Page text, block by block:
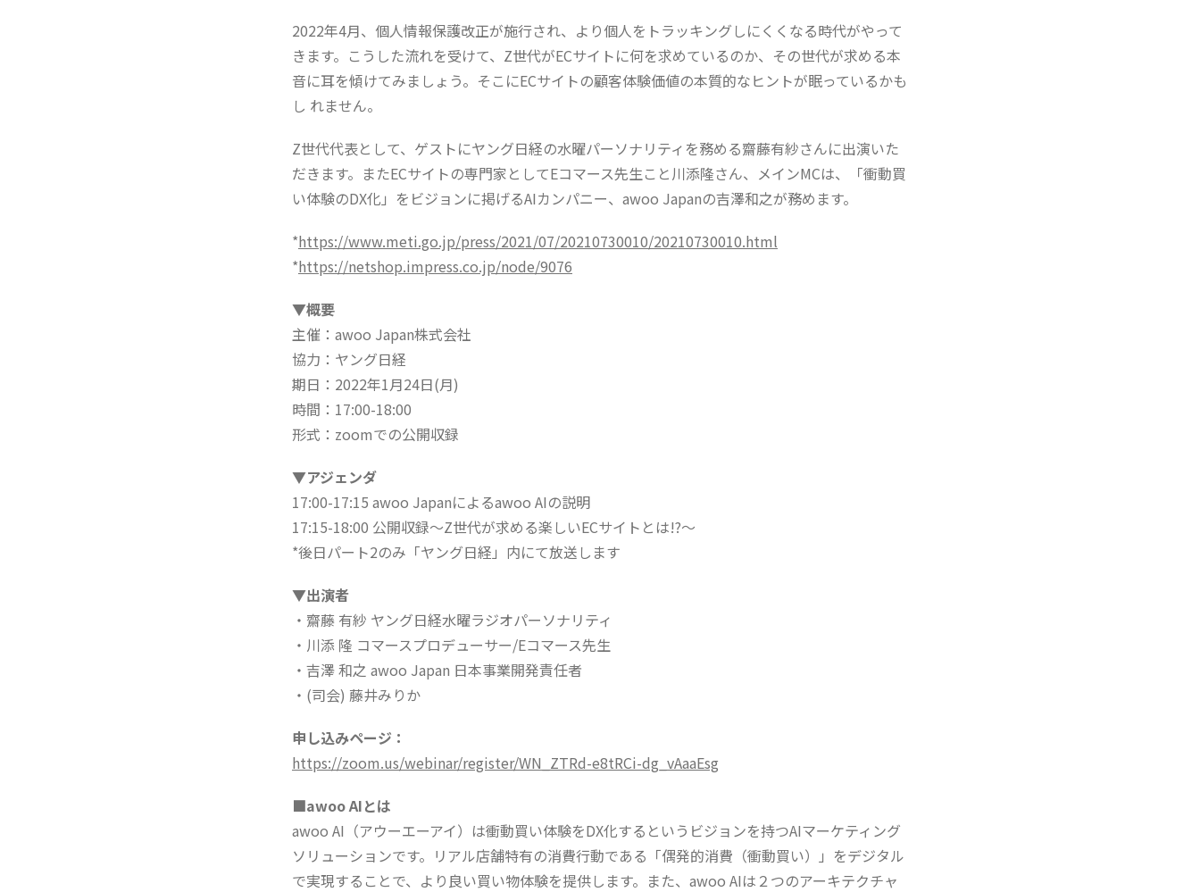
2022年4月、個人情報保護改正が施行され、より個人をトラッキングしにくくなる時代がやって
きます。こうした流れを受けて、Z世代がECサイトに何を求めているのか、その世代が求める本
音に耳を傾けてみましょう。そこにECサイトの顧客体験価値の本質的なヒントが眠っているかも
し れません。
Z世代代表として、ゲストにヤング日経の水曜パーソナリティを務める齋藤有紗さんに出演いた
だきます。またECサイトの専門家としてEコマース先生こと川添隆さん、メインMCは、「衝動買
い体験のDX化」をビジョンに掲げるAIカンパニー、awoo Japanの吉澤和之が務めます。
*https://www.meti.go.jp/press/2021/07/20210730010/20210730010.html
*https://netshop.impress.co.jp/node/9076
▼概要
主催：awoo Japan株式会社
協力：ヤング日経
期日：2022年1月24日(月)
時間：17:00-18:00
形式：zoomでの公開収録
▼アジェンダ
17:00-17:15 awoo Japanによるawoo AIの説明
17:15-18:00 公開収録〜Z世代が求める楽しいECサイトとは!?〜
*後日パート2のみ「ヤング日経」内にて放送します
▼出演者
・齋藤 有紗 ヤング日経水曜ラジオパーソナリティ
・川添 隆 コマースプロデューサー/Eコマース先生
・吉澤 和之 awoo Japan 日本事業開発責任者
・(司会) 藤井みりか
申し込みページ：
https://zoom.us/webinar/register/WN_ZTRd-e8tRCi-dg_vAaaEsg
■awoo AIとは
awoo AI（アウーエーアイ）は衝動買い体験をDX化するというビジョンを持つAIマーケティング
ソリューションです。リアル店舗特有の消費行動である「偶発的消費（衝動買い）」をデジタル
で実現することで、より良い買い物体験を提供します。また、awoo AIは２つのアーキテクチャ